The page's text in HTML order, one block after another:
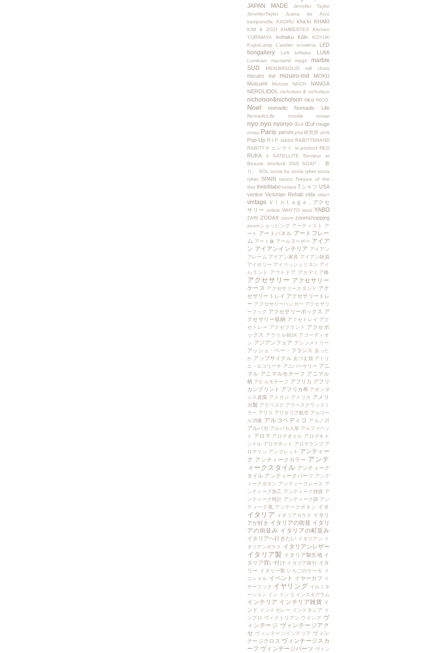
JAPAN MADE
Jennifer Taylor
JenniferTaylor
Juana de Arco
kampanella
KAORU kha:ki KHAKI
KIM & ZOZI KIMBERTEX
Kitchen
YURIMAYA
kohaku Köln
KOYUK
KujiraLamp
L'atelier ecoriena LED
liongallery Loft loftlabo LUMI
Luminarc macramé magic
marble
SUD
MIDIUMISOLID mill chats
mizuiro ind mizuiro-ind
MOKU
Mutsumi
Mutumi NACH
NANGA
NEROLIDOL
nicholson & nicholson
nicholson&nicholson nico NICO.
Noel nomadic Nomadic Life
NomadicLife noodle nowar
nyo.nyo nyonyo Œuf Œuf rouge
orsay Paris peroni php研究所 pink
Pop-Up R.I.P rabbit RABITTBRAND
RABITTチェンマイ
re-product RED
RUKA s SATELLITE
Senteur et
Beaute
sherlock SNS
SOAP、香
り、
SOL sonia by sonia rykiel sonia
rykiel SPAIN tanico Teepee of the
day theloftlabo tutaya Tシャツ USA
venice Victorian Rehab vida vida+
vintage Ｖｉｎｔａｇｅ，アクセ
サリー volare WHYTO wool YABO
ZARI ZODAX zoom zoomshopping
zoomショッピング アーティスト
ア
ート
アートパネル アートフレー
ム アート傘 アールヌーボー アイア
ン アイアンインテリア アイアン
フレーム アイアン家具 アイアン雑貨
アイボリー アイリッシュリネン アイ
ルランド
アウトドア アカデミア橋
アクセサリー アクセサリー
ケース アクセサリースタンド アク
セサリートレイ アクセサリートレ
ー アクセサリーハンガー アクセサリ
ーフック アクセサリーボックス ア
クセサリー収納 アクセトレイ
アク
セトレー アクセブランド アクセボ
ックス
アクリルBOX アコーディオ
ン アジアンフェア アシンメトリー
アッシュ・ペー・フランス
あった
か アップサイクル あづま袋 アトリ
エ・エコリーナ アニバーサリー アニ
マル アニマルモチーフ アニマル
柄 アヒルモチーフ アフリカ アフリ
カンプリント アフリカ布 アボンダ
ンス庭園
アメカジ アメリカ アメリ
カ製 アラベスク アラベスクウッドミ
ラー アリス アリタリア航空 アルコー
ル消毒 アルコペディコ アルノ川
アルパカ アルパカ人形 アルファベッ
ト
アロマ アロマオイル アロマキャ
ンドル アロマポット アロマランプ ア
ロマリン アンクレット
アンティー
ク アンティークカラー アンテ
ィークスタイル アンティーク
タイル アンティークパーツ アンテ
ィークボタン アンティークレース
ア
ンティーク加工 アンティーク雑貨 ア
ンティーク時計 アンティーク調 アン
ティーク風
アンテークボタン イオ
イタリア イタリアガラス
イタリ
アが好き イタリアの街並 イタリ
アの街並み イタリアの町並み
イタリアへ行きたい イタリアン イ
タリアンガラス
イタリアンレザー
イタリア製 イタリア製生地 イ
タリア買い付け イタリア旅行 イタ
リー イタリー製 いちごのケーキ イ
ニシャル イベント イヤーカフ イ
ヤーフック イヤリング イルミネ
ーション イン インコ インスタグラム
インテリア インテリア雑貨 イ
ンド インドカレー インドネシア イ
ンプロ
ヴィクトリアン ウイング ヴ
ィンテージ ヴィンテージアク
セ ヴィンテージインテリア ヴィン
テージクロス ヴィンテージスカ
ーフ ヴィンテージパーツ ヴィン